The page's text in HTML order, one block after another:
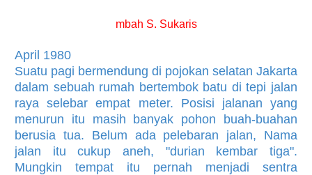
mbah S. Sukaris
April 1980
Suatu pagi bermendung di pojokan selatan Jakarta
dalam sebuah rumah bertembok batu di tepi jalan
raya selebar empat meter. Posisi jalanan yang
menurun itu masih banyak pohon buah-buahan
berusia tua. Belum ada pelebaran jalan, Nama
jalan itu cukup aneh, "durian kembar tiga".
Mungkin tempat itu pernah menjadi sentra